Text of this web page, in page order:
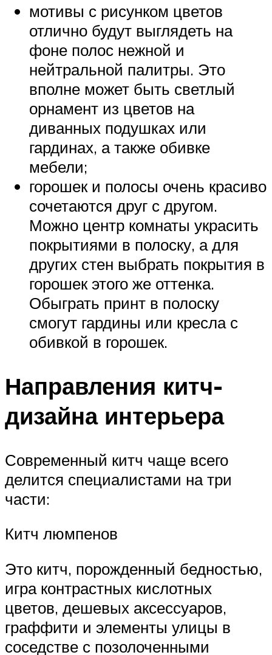
мотивы с рисунком цветов
отлично будут выглядеть на
фоне полос нежной и
нейтральной палитры. Это
вполне может быть светлый
орнамент из цветов на
диванных подушках или
гардинах, а также обивке
мебели;
горошек и полосы очень красиво
сочетаются друг с другом.
Можно центр комнаты украсить
покрытиями в полоску, а для
других стен выбрать покрытия в
горошек этого же оттенка.
Обыграть принт в полоску
смогут гардины или кресла с
обивкой в горошек.
Направления китч-
дизайна интерьера
Современный китч чаще всего
делится специалистами на три
части:
Китч люмпенов
Это китч, порожденный бедностью,
игра контрастных кислотных
цветов, дешевых аксессуаров,
граффити и элементы улицы в
соседстве с позолоченными